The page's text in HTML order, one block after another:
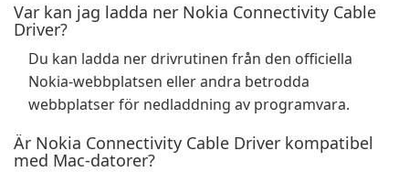
Var kan jag ladda ner Nokia Connectivity Cable
Driver?
Du kan ladda ner drivrutinen från den officiella
Nokia-webbplatsen eller andra betrodda
webbplatser för nedladdning av programvara.
Är Nokia Connectivity Cable Driver kompatibel
med Mac-datorer?